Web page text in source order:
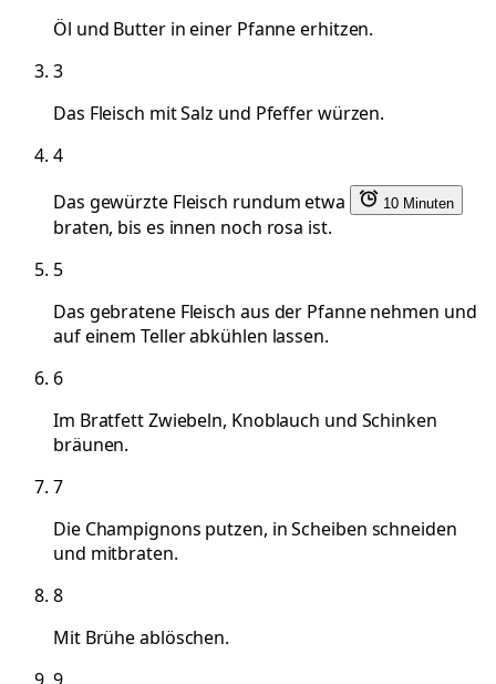
Öl und Butter in einer Pfanne erhitzen.
3
Das Fleisch mit Salz und Pfeffer würzen.
4
Das gewürzte Fleisch rundum etwa
10 Minuten
braten, bis es innen noch rosa ist.
5
Das gebratene Fleisch aus der Pfanne nehmen und
auf einem Teller abkühlen lassen.
6
Im Bratfett Zwiebeln, Knoblauch und Schinken
bräunen.
7
Die Champignons putzen, in Scheiben schneiden
und mitbraten.
8
Mit Brühe ablöschen.
9